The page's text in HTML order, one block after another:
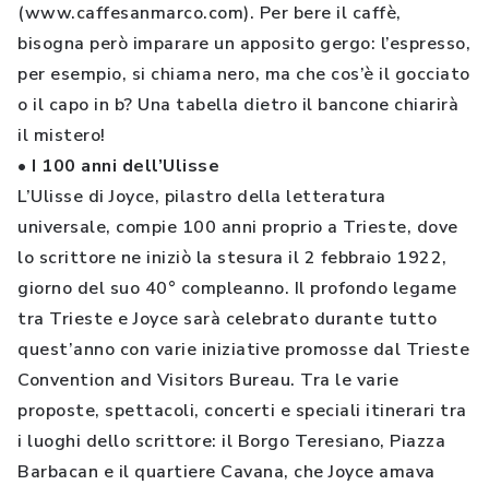
(www.caffesanmarco.com). Per bere il caffè,
bisogna però imparare un apposito gergo: l’espresso,
per esempio, si chiama nero, ma che cos’è il gocciato
o il capo in b? Una tabella dietro il bancone chiarirà
il mistero!
• I 100 anni dell’Ulisse
L’Ulisse di Joyce, pilastro della letteratura
universale, compie 100 anni proprio a Trieste, dove
lo scrittore ne iniziò la stesura il 2 febbraio 1922,
giorno del suo 40° compleanno. Il profondo legame
tra Trieste e Joyce sarà celebrato durante tutto
quest’anno con varie iniziative promosse dal Trieste
Convention and Visitors Bureau. Tra le varie
proposte, spettacoli, concerti e speciali itinerari tra
i luoghi dello scrittore: il Borgo Teresiano, Piazza
Barbacan e il quartiere Cavana, che Joyce amava